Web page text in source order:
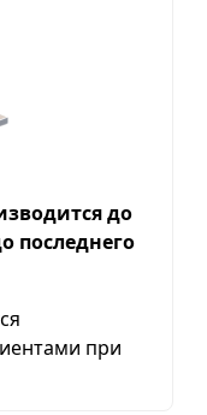
до
последнего
при